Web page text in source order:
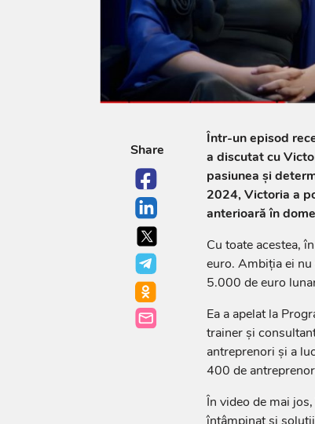
Share
Într-un episod
a discutat cu
pasiunea și
2024, Victoria a
anterioară în
Cu toate acestea,
euro. Ambiția ei
5.000 de euro
Ea a apelat la
trainer și
antreprenori și a
400 de
În video de mai